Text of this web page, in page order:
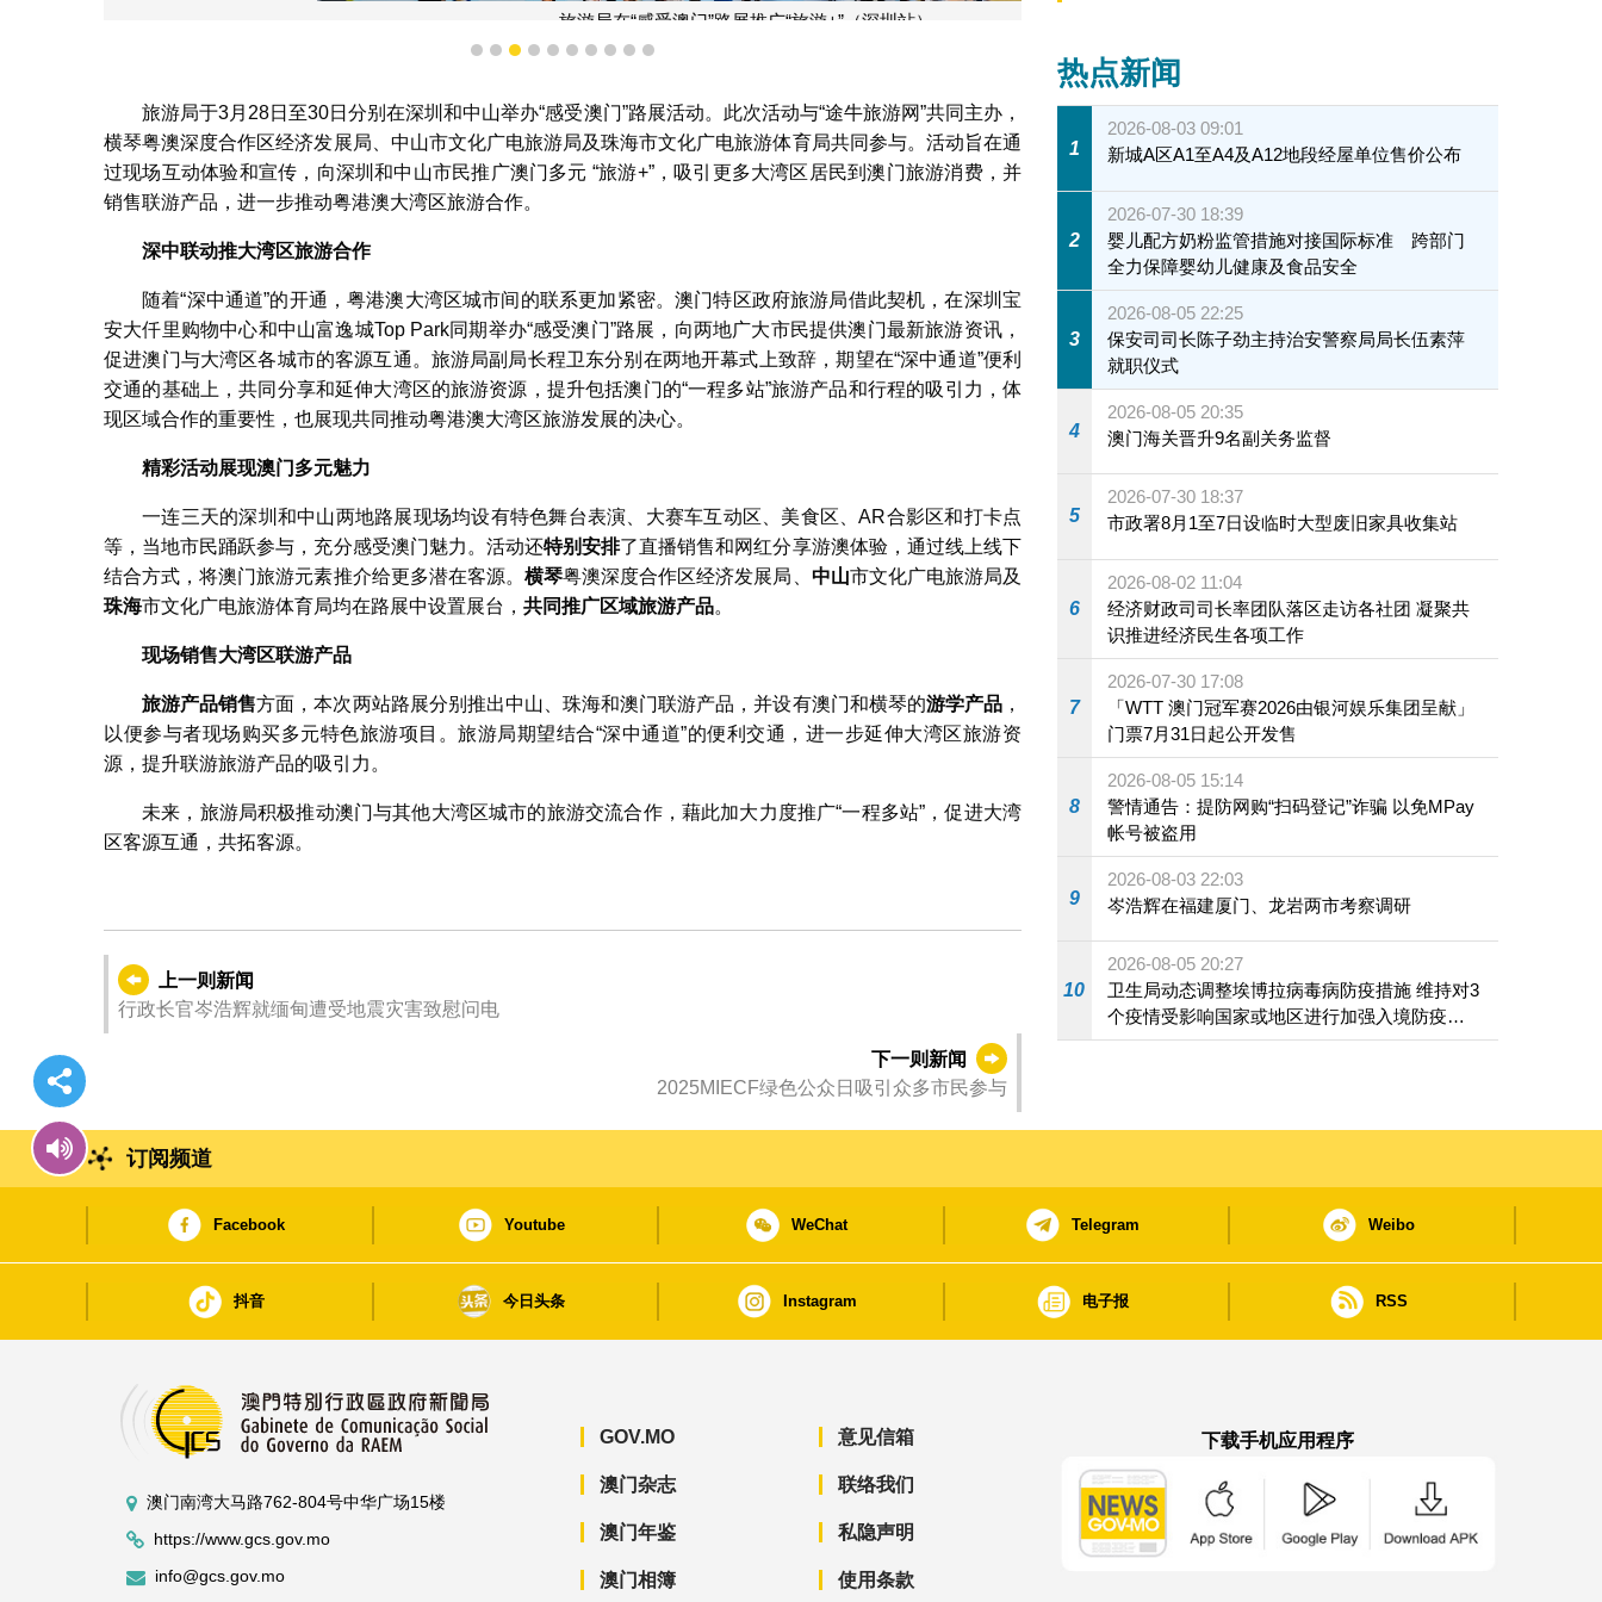
旅游局在“感受澳门”路展推广“旅游+”（深圳站）
1
2 3 4 5 6 7 8 9 10
旅游局于3月28日至30日分别在深圳和中山举办“感受澳门”路展活动。此次活动与“途牛旅游网”共同主办，
横琴粤澳深度合作区经济发展局、中山市文化广电旅游局及珠海市文化广电旅游体育局共同参与。活动旨在通
过现场互动体验和宣传，向深圳和中山市民推广澳门多元 “旅游+”，吸引更多大湾区居民到澳门旅游消费，并
销售联游产品，进一步推动粤港澳大湾区旅游合作。
深中联动推大湾区旅游合作
随着“深中通道”的开通，粤港澳大湾区城市间的联系更加紧密。澳门特区政府旅游局借此契机，在深圳宝
安大仟里购物中心和中山富逸城Top Park同期举办“感受澳门”路展，向两地广大市民提供澳门最新旅游资讯，
促进澳门与大湾区各城市的客源互通。旅游局副局长程卫东分别在两地开幕式上致辞，期望在“深中通道”便利
交通的基础上，共同分享和延伸大湾区的旅游资源，提升包括澳门的“一程多站”旅游产品和行程的吸引力，体
现区域合作的重要性，也展现共同推动粤港澳大湾区旅游发展的决心。
精彩活动展现澳门多元魅力
一连三天的深圳和中山两地路展现场均设有特色舞台表演、大赛车互动区、美食区、AR合影区和打卡点
等，当地市民踊跃参与，充分感受澳门魅力。活动还特别安排了直播销售和网红分享游澳体验，通过线上线下
结合方式，将澳门旅游元素推介给更多潜在客源。 横琴粤澳深度合作区经济发展局、 中山市文化广电旅游局及
珠海市文化广电旅游体育局均在路展中设置展台， 共同推广区域旅游产品。
现场销售大湾区联游产品
旅游产品销售方面，本次两站路展分别推出中山、珠海和澳门联游产品，并设有澳门和横琴的游学产品 ，
以便参与者现场购买多元特色旅游项目。旅游局期望结合“深中通道”的便利交通，进一步延伸大湾区旅游资
源，提升联游旅游产品的吸引力。
未来，旅游局积极推动澳门与其他大湾区城市的旅游交流合作，藉此加大力度推广“一程多站”，促进大湾
区客源互通，共拓客源。
上一则新闻
行政长官岑浩辉就缅甸遭受地震灾害致慰问电
下一则新闻
2025MIECF绿色公众日吸引众多市民参与
热点新闻
1
2026-08-03 09:01
新城A区A1至A4及A12地段经屋单位售价公布
2
2026-07-30 18:39
婴儿配方奶粉监管措施对接国际标准 跨部门
全力保障婴幼儿健康及食品安全
3
2026-08-05 22:25
保安司司长陈子劲主持治安警察局局长伍素萍
就职仪式
4
2026-08-05 20:35
澳门海关晋升9名副关务监督
5
2026-07-30 18:37
市政署8月1至7日设临时大型废旧家具收集站
6
2026-08-02 11:04
经济财政司司长率团队落区走访各社团 凝聚共
识推进经济民生各项工作
7
2026-07-30 17:08
「WTT 澳门冠军赛2026由银河娱乐集团呈献」
门票7月31日起公开发售
8
2026-08-05 15:14
警情通告：提防网购“扫码登记”诈骗 以免MPay
帐号被盗用
9
2026-08-03 22:03
岑浩辉在福建厦门、龙岩两市考察调研
10
2026-08-05 20:27
卫生局动态调整埃博拉病毒病防疫措施 维持对3
个疫情受影响国家或地区进行加强入境防疫措
施
订阅频道
Facebook Youtube WeChat Telegram Weibo
抖音 今日头条 Instagram 电子报 RSS
澳门南湾大马路762-804号中华广场15楼
https://www.gcs.gov.mo
info@gcs.gov.mo
GOV.MO
澳门杂志
澳门年鉴
澳门相簿
意见信箱
联络我们
私隐声明
使用条款
下载手机应用程序